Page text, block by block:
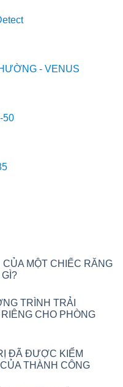
- VENUS
50
MỘT CHIẾC RĂNG
TRÌNH TRẢI
CHO PHÒNG
ĐÃ ĐƯỢC KIỂM
THÀNH CÔNG